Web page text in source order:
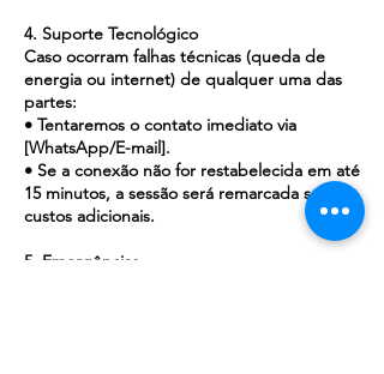
4. Suporte Tecnológico
Caso ocorram falhas técnicas (queda de
energia ou internet) de qualquer uma das
partes:
• Tentaremos o contato imediato via
[WhatsApp/E-mail].
• Se a conexão não for restabelecida em até
15 minutos, a sessão será remarcada sem
custos adicionais.
5. Emergências